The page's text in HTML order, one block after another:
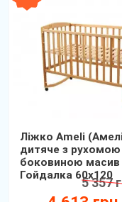
Ліжко Ameli
дитяче з рухомою
боковиною масив
Гойдалка 60х120
5 357